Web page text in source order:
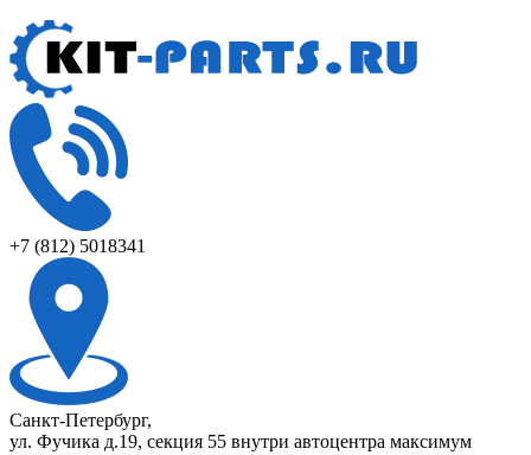
+7 (812) 5018341
Санкт-Петербург,
ул. Фучика д.19, секция 55 внутри автоцентра максимум